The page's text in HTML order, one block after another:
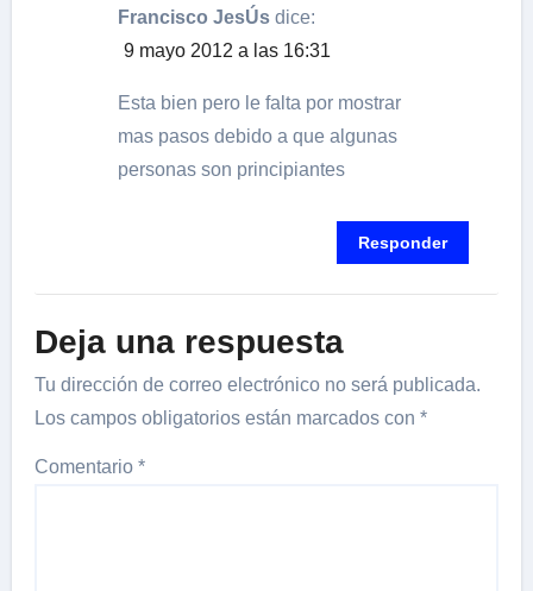
Francisco JesÚs dice:
9 mayo 2012 a las 16:31
Esta bien pero le falta por mostrar
mas pasos debido a que algunas
personas son principiantes
Responder
Deja una respuesta
Tu dirección de correo electrónico no será publicada.
Los campos obligatorios están marcados con*
Comentario*